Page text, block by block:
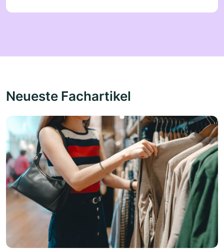
Neueste Fachartikel